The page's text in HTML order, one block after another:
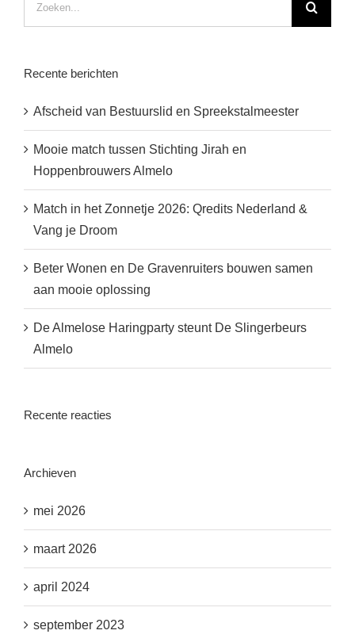
Recente berichten
Afscheid van Bestuurslid en Spreekstalmeester
Mooie match tussen Stichting Jirah en
Hoppenbrouwers Almelo
Match in het Zonnetje 2026: Qredits Nederland &
Vang je Droom
Beter Wonen en De Gravenruiters bouwen samen
aan mooie oplossing
De Almelose Haringparty steunt De Slingerbeurs
Almelo
Recente reacties
Archieven
mei 2026
maart 2026
april 2024
september 2023